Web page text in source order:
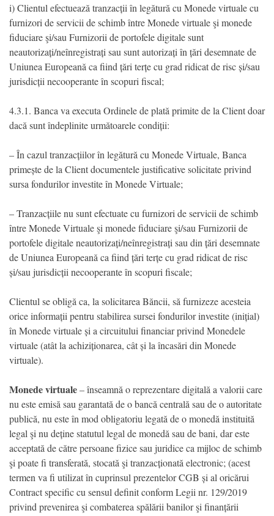
i) Clientul efectuează tranzacții în legătură cu Monede virtuale cu
furnizori de servicii de schimb între Monede virtuale şi monede
fiduciare şi/sau Furnizorii de portofele digitale sunt
neautorizați/neînregistrați sau sunt autorizați în țări desemnate de
Uniunea Europeană ca fiind țări terțe cu grad ridicat de risc și/sau
jurisdicții necooperante în scopuri fiscal;
4.3.1. Banca va executa Ordinele de plată primite de la Client doar
dacă sunt îndeplinite următoarele condiții:
– În cazul tranzacțiilor în legătură cu Monede Virtuale, Banca
primește de la Client documentele justificative solicitate privind
sursa fondurilor investite în Monede Virtuale;
– Tranzacțiile nu sunt efectuate cu furnizori de servicii de schimb
între Monede Virtuale şi monede fiduciare şi/sau Furnizorii de
portofele digitale neautorizați/neînregistrați sau din țări desemnate
de Uniunea Europeană ca fiind țări terțe cu grad ridicat de risc
și/sau jurisdicții necooperante în scopuri fiscale;
Clientul se obligă ca, la solicitarea Băncii, să furnizeze acesteia
orice informații pentru stabilirea sursei fondurilor investite (inițial)
în Monede virtuale și a circuitului financiar privind Monedele
virtuale (atât la achiziționarea, cât și la încasări din Monede
virtuale).
Monede virtuale– înseamnă o reprezentare digitală a valorii care
nu este emisă sau garantată de o bancă centrală sau de o autoritate
publică, nu este în mod obligatoriu legată de o monedă instituită
legal şi nu deține statutul legal de monedă sau de bani, dar este
acceptată de către persoane fizice sau juridice ca mijloc de schimb
şi poate fi transferată, stocată şi tranzacționată electronic; (acest
termen va fi utilizat în cuprinsul prezentelor CGB și al oricărui
Contract specific cu sensul definit conform Legii nr. 129/2019
privind prevenirea şi combaterea spălării banilor şi finanțării